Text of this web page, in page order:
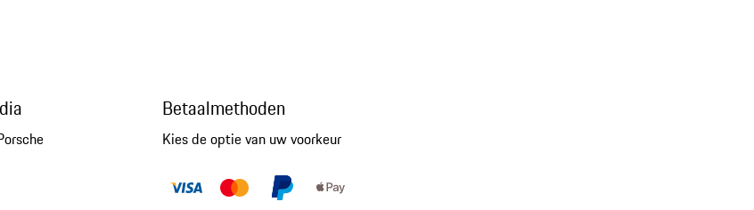
Betaalmethoden
Kies de optie van uw voorkeur